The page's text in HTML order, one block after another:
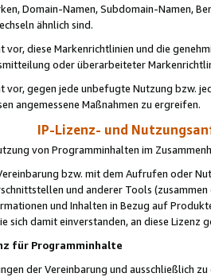
Domain-Namen, Subdomain-Namen,
ähnlich sind.
vor, diese Markenrichtlinien und die
oder überarbeiteter
vor, gegen jede unbefugte Nutzung bzw.
angemessene Maßnahmen zu ergreifen.
IP-Lizenz- und
von Programminhalten im
bzw. mit dem Aufrufen oder
und anderer Tools (zusammen
und Inhalten in Bezug auf
sich damit einverstanden, an diese Lizenz
für Programminhalte
der Vereinbarung und ausschließlich